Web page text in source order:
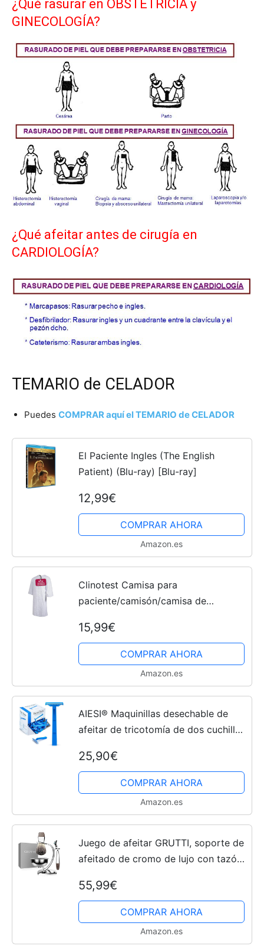
¿Qué rasurar en OBSTETRICIA y
GINECOLOGÍA?
¿Qué afeitar antes de cirugía en
CARDIOLOGÍA?
TEMARIO de CELADOR
Puedes COMPRAR aquí el TEMARIO de CELADOR
El Paciente Ingles (The English
Patient) (Blu-ray) [Blu-ray]
12,99€
COMPRAR AHORA
Amazon.es
Clinotest Camisa para
paciente/camisón/camisa de
única, color estrellas azules
15,99€
COMPRAR AHORA
Amazon.es
AIESI® Maquinillas desechable de
afeitar de tricotomía de dos cuchillas
25,90€
COMPRAR AHORA
Amazon.es
Juego de afeitar GRUTTI, soporte de
afeitado de cromo de lujo con tazón
rasuradora de afeitar Badger Hair
Compatible con Mach 3
55,99€
COMPRAR AHORA
Amazon.es